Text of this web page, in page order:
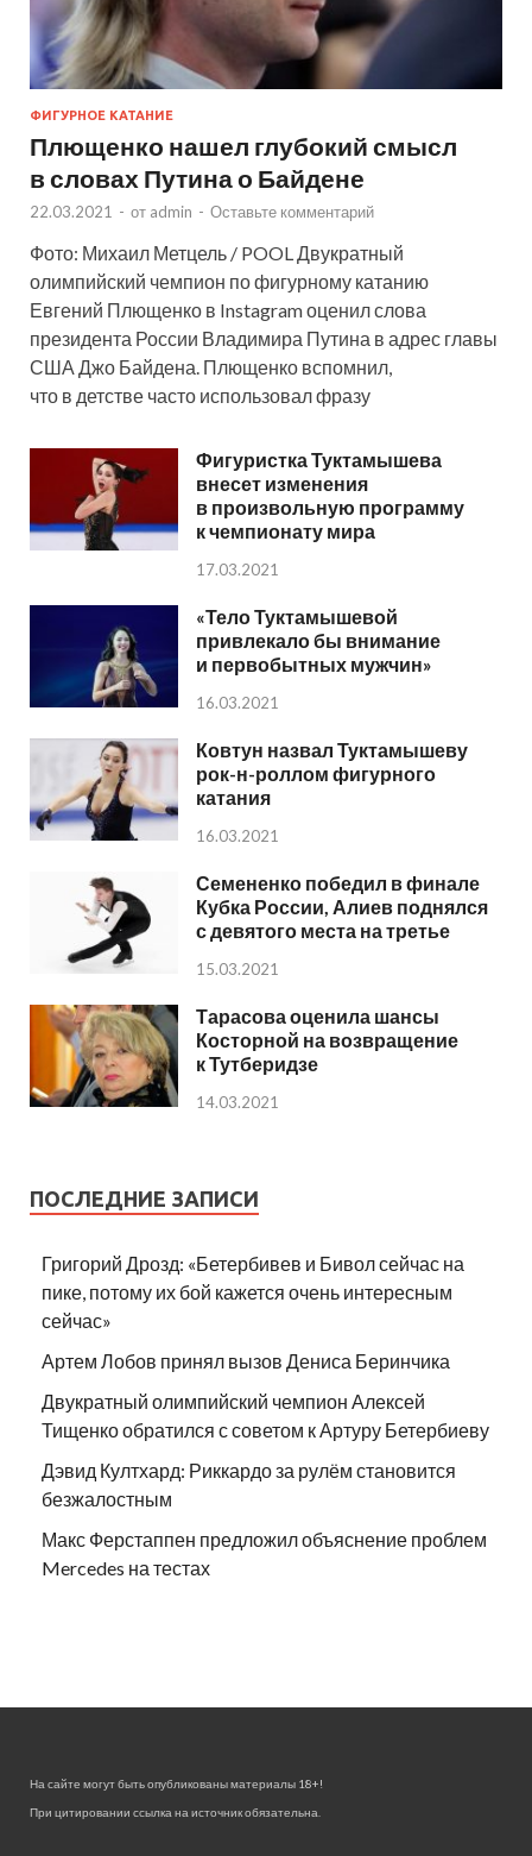
ФИГУРНОЕ КАТАНИЕ
Плющенко нашел глубокий смысл
в словах Путина о Байдене
22.03.2021 - от admin - Оставьте комментарий
Фото: Михаил Метцель / POOL Двукратный
олимпийский чемпион по фигурному катанию
Евгений Плющенко в Instagram оценил слова
президента России Владимира Путина в адрес главы
США Джо Байдена. Плющенко вспомнил,
что в детстве часто использовал фразу
Фигуристка Туктамышева
внесет изменения
в произвольную программу
к чемпионату мира
17.03.2021
«Тело Туктамышевой
привлекало бы внимание
и первобытных мужчин»
16.03.2021
Ковтун назвал Туктамышеву
рок-н-роллом фигурного
катания
16.03.2021
Семененко победил в финале
Кубка России, Алиев поднялся
с девятого места на третье
15.03.2021
Тарасова оценила шансы
Косторной на возвращение
к Тутберидзе
14.03.2021
ПОСЛЕДНИЕ ЗАПИСИ
Григорий Дрозд: «Бетербивев и Бивол сейчас на
пике, потому их бой кажется очень интересным
сейчас»
Артем Лобов принял вызов Дениса Беринчика
Двукратный олимпийский чемпион Алексей
Тищенко обратился с советом к Артуру Бетербиеву
Дэвид Култхард: Риккардо за рулём становится
безжалостным
Макс Ферстаппен предложил объяснение проблем
Mercedes на тестах
На сайте могут быть опубликованы материалы 18+!
При цитировании ссылка на источник обязательна.